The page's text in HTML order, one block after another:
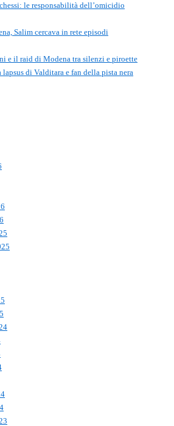
le responsabilità dell’omicidio
Salim cercava in rete episodi
e il raid di Modena tra silenzi e piroette
di Valditara e fan della pista nera